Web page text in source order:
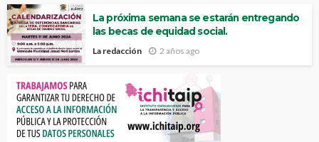
La próxima semana se estarán entregando
las becas de equidad social.
La redacción 2 años ago